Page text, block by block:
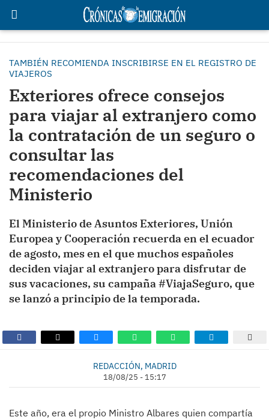
TAMBIÉN RECOMIENDA INSCRIBIRSE EN EL REGISTRO DE
VIAJEROS
Exteriores ofrece consejos
para viajar al extranjero como
la contratación de un seguro o
consultar las
recomendaciones del
Ministerio
El Ministerio de Asuntos Exteriores, Unión
Europea y Cooperación recuerda en el ecuador
de agosto, mes en el que muchos españoles
deciden viajar al extranjero para disfrutar de
sus vacaciones, su campaña #ViajaSeguro, que
se lanzó a principio de la temporada.
REDACCIÓN, MADRID
18/08/25 - 15:17
Este año, era el propio Ministro Albares quien compartía